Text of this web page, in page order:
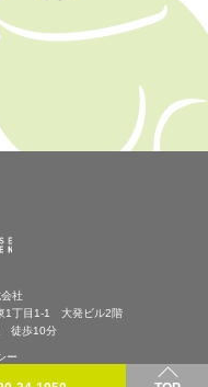
社
1丁目1-1 大発ビル2階
徒歩10分
ー